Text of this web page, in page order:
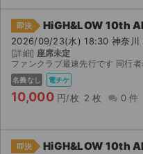
即決 HiGH&LOW 10th
2026/09/23(水) 18:30 神奈川
[詳細] 座席未定
ファンクラブ最速先行です 同行
名義なし 電チケ
10,000 円/枚 2 枚 0 件
即決 HiGH&LOW 10th